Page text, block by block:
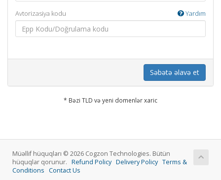
Avtorizasiya kodu Yardım
Səbətə əlavə et
* Bəzi TLD və yeni domenlər xaric
Müəllif hüquqları © 2026 Cogzon Technologies. Bütün
hüquqlar qorunur. Refund Policy Delivery Policy Terms &
Conditions Contact Us